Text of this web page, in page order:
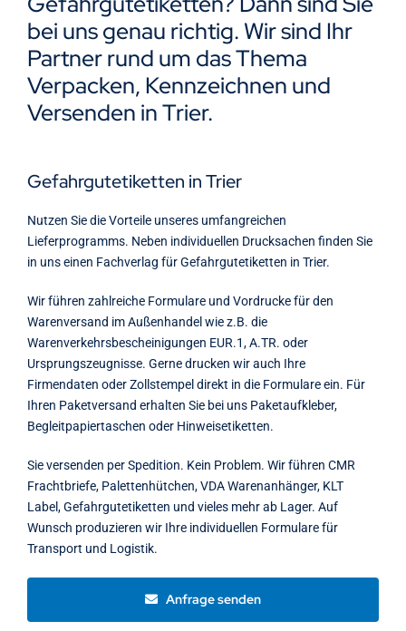
bei uns genau richtig. Wir sind Ihr
Partner rund um das Thema
Verpacken, Kennzeichnen und
Versenden in Trier.
Gefahrgutetiketten in Trier
Nutzen Sie die Vorteile unseres umfangreichen
Lieferprogramms. Neben individuellen Drucksachen finden Sie
in uns einen Fachverlag für Gefahrgutetiketten in Trier.
Wir führen zahlreiche Formulare und Vordrucke für den
Warenversand im Außenhandel wie z.B. die
Warenverkehrsbescheinigungen EUR.1, A.TR. oder
Ursprungszeugnisse. Gerne drucken wir auch Ihre
Firmendaten oder Zollstempel direkt in die Formulare ein. Für
Ihren Paketversand erhalten Sie bei uns Paketaufkleber,
Begleitpapiertaschen oder Hinweisetiketten.
Sie versenden per Spedition. Kein Problem. Wir führen CMR
Frachtbriefe, Palettenhütchen, VDA Warenanhänger, KLT
Label, Gefahrgutetiketten und vieles mehr ab Lager. Auf
Wunsch produzieren wir Ihre individuellen Formulare für
Transport und Logistik.
Anfrage senden